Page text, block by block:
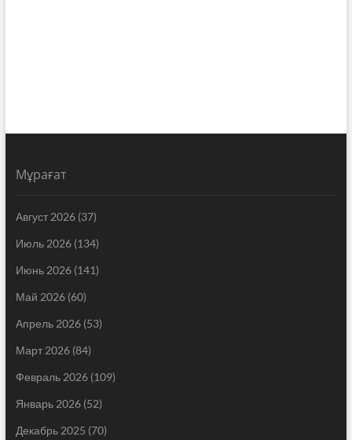
Мұрағат
Август 2026(37)
Июль 2026(134)
Июнь 2026(141)
Май 2026(60)
Апрель 2026(53)
Март 2026(84)
Февраль 2026(109)
Январь 2026(52)
Декабрь 2025 (70)